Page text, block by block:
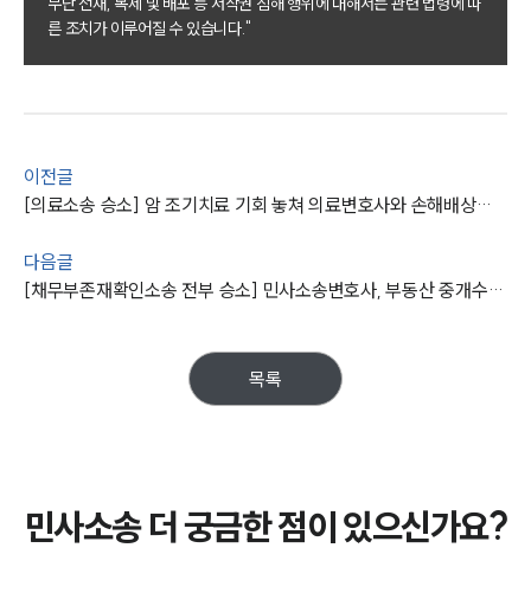
그룹소개
고객의 소리
주요 업무사례
사례분석/최신동향
업무분야
른 조치가 이루어질 수 있습니다."
이전글
[의료소송 승소] 암 조기치료 기회 놓쳐 의료변호사와 손해배상청구소송 1,000만 원 받음
다음글
[채무부존재확인소송 전부 승소] 민사소송변호사, 부동산 중개수수료 등 보수 약정 무효라고 주장하여 승소
목록
민사소송 더 궁금한 점이 있으신가요?